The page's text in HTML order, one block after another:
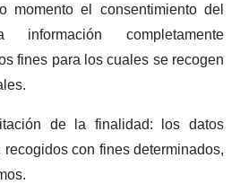
momento el consentimiento del
información completamente
fines para los cuales se recogen
de la finalidad: los datos
recogidos con fines determinados,